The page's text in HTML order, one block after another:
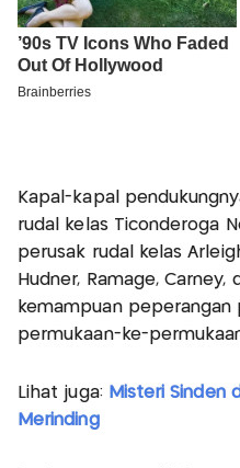
Kapal-kapal
rudal kelas Ticonderoga
perusak rudal kelas
Hudner, Ramage,
kemampuan peperangan
permukaan-ke-
Lihat juga: Misteri Sinden
Merinding